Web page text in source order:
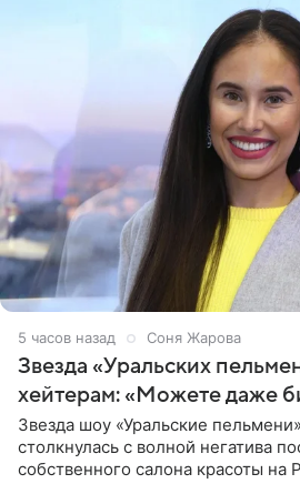
5 часов назад Соня Жарова
Звезда «Уральских
хейтерам: «Можете даже
Звезда шоу «Уральские
столкнулась с волной негатива
собственного салона красоты на